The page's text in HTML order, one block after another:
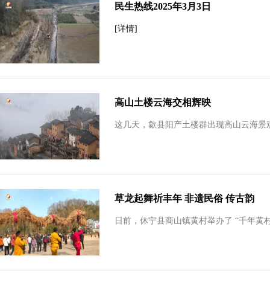
民生热线2025年3月3日
[详情]
高山土楼云海交相辉映
这几天，歙县阳产土楼群出现高山云海
草龙起舞祈丰年 非遗民俗 传古韵
日前，休宁县商山镇黄村举办了 “千年黄